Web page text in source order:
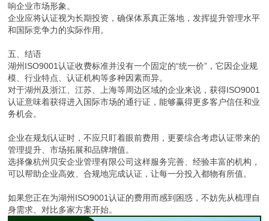
响企业市场形象。
企业应将认证视为长期投资，确保体系真正落地，发挥提升管理水平
和国际竞争力的实际作用。
五、结语
湖州ISO9001认证收费标准并没有一个固定的“统一价”，它因企业规
模、行业特点、认证机构等多种因素而异。
对于湖州及浙江、江苏、上海等周边区域的企业来说，获得ISO9001
认证意味着获得进入国际市场的通行证，能够赢得更多客户信任和业
务机会。
企业在规划认证时，不应只盯着眼前费用，更要综合考虑认证带来的
管理提升、市场拓展和品牌增值。
选择像杭州贝安企业管理有限公司这样服务完善、经验丰富的机构，
可以帮助企业高效、合规地完成认证，让每一分投入都物有所值。
如果您正在为湖州ISO9001认证的费用而感到困惑，不妨先从梳理自
身需求、对比多家方案开始。